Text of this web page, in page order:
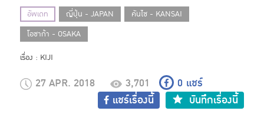
27 APR. 2018 3,701 0 แชร์
แชร์เรื่องนี้
บันทึกเรื่องนี้
อัพเดท ญี่ปุ่น - JAPAN
คันไซ - KANSAI
โอซาก้า - OSAKA
เรื่อง : KIJI